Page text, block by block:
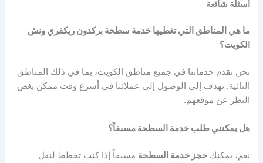
أسئلة شائعة
ما هي المناطق التي تغطيها خدمة سطحة بركدون ريكفري ونش
الكويت؟
نحن نقدم خدماتنا في جميع مناطق الكويت، بما في ذلك المناطق
النائية. نهدف إلى الوصول إلى عملائنا في أسرع وقت ممكن بغض
النظر عن موقعهم.
هل يمكنني طلب خدمة السطحة مسبقاً؟
نعم، يمكنكحجز خدمة السطحة مسبقاً إذا كنت تخطط لنقل